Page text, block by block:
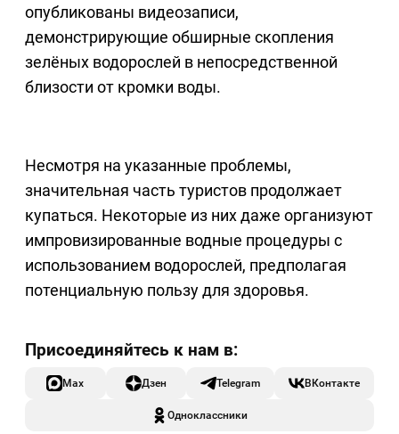
опубликованы видеозаписи,
демонстрирующие обширные скопления
зелёных водорослей в непосредственной
близости от кромки воды.
Несмотря на указанные проблемы,
значительная часть туристов продолжает
купаться. Некоторые из них даже организуют
импровизированные водные процедуры с
использованием водорослей, предполагая
потенциальную пользу для здоровья.
Max Дзен Telegram ВКонтакте
Одноклассники